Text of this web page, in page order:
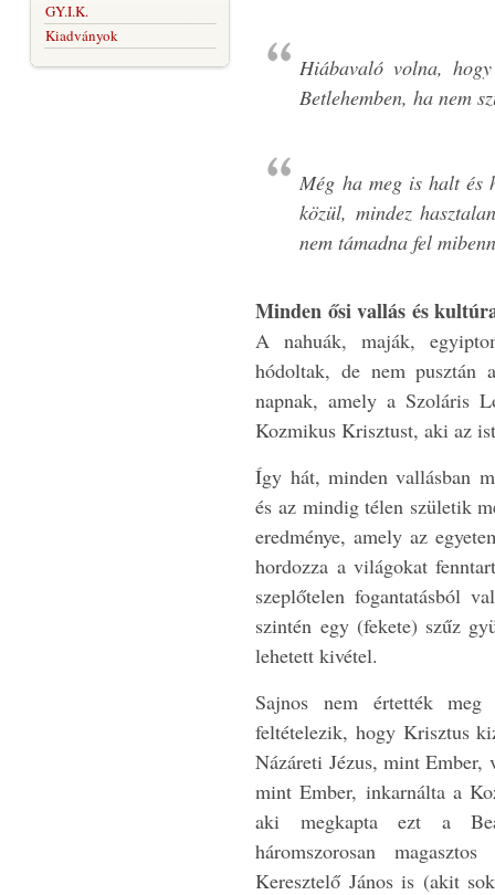
Hiábavaló volna,
Betlehemben, ha nem
Még ha meg is halt és
közül, mindez
nem támadna fel
Minden ősi vallás és
A nahuák, maják,
hódoltak, de nem pusztán
napnak, amely a Szoláris
Kozmikus Krisztust, aki az
Így hát, minden vallásban
és az mindig télen születik
eredménye, amely az
hordozza a világokat
szeplőtelen fogantatásból
szintén egy (fekete) szűz
lehetett kivétel.
Sajnos nem értették
feltételezik, hogy Krisztus
Názáreti Jézus, mint Ember,
mint Ember, inkarnálta a
aki megkapta ezt a
háromszorosan
Keresztelő János is (akit
GY.I.K.
Kiadványok